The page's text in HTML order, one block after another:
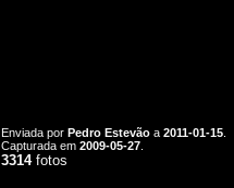
Enviada por Pedro Estevão a 2011-01-15
Capturada em 2009-05-27
3314fotos